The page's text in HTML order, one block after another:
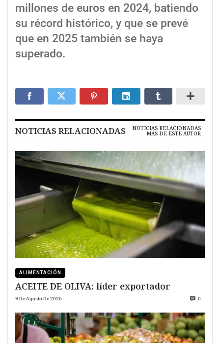
millones de euros en 2024, batiendo
su récord histórico, y que se prevé
que en 2025 también se haya
superado.
NOTICIAS RELACIONADAS NOTICIAS RELACIONADAS
MÁS DE ESTE AUTOR
ALIMENTACIÓN
ACEITE DE OLIVA: líder exportador
9 De Agosto De 2026 0